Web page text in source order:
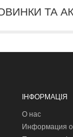
ТА
ІНФОРМАЦІЯ
О нас
Информация о